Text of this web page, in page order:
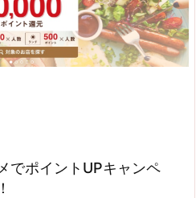
でポイントUPキャンペ